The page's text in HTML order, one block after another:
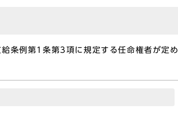
条例第1条第3項に規定する任命権者が定め